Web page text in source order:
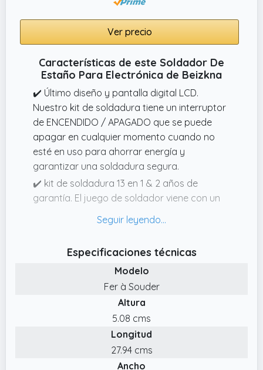
Ver precio
Características de este Soldador De
Estaño Para Electrónica de Beizkna
✔️ Último diseño y pantalla digital LCD.
Nuestro kit de soldadura tiene un interruptor
de ENCENDIDO / APAGADO que se puede
apagar en cualquier momento cuando no
esté en uso para ahorrar energía y
garantizar una soldadura segura.
✔️ kit de soldadura 13 en 1 & 2 años de
garantía. El juego de soldador viene con un
pelacables, bomba para desoldar, pinzas,
soldar y una bolsa portátil.
✔️ 15s Calentamiento rápido y enfriamiento
eficiente. El Soldador Estaño utiliza la
tecnología de inducción de cerámica con 80
vatios y 5 ° C de temperatura de ajuste de
precisión para el calentamiento rápido a la
temperatura objetivo (rango de temperatura
ajustable 180 ~ 520 ° C).
Especificaciones técnicas
Modelo
Fer à Souder
Altura
5.08 cms
Longitud
27.94 cms
Ancho